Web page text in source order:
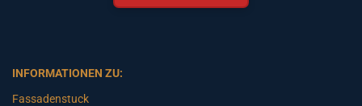
INFORMATIONEN ZU:
Fassadenstuck